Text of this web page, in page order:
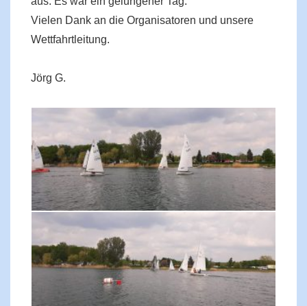
Vielen Dank an die Organisatoren und unsere
Wettfahrtleitung.
Jörg G.